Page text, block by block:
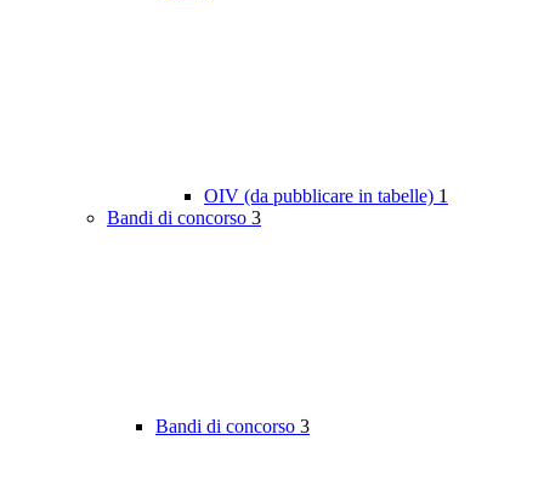
OIV (da pubblicare in tabelle) 1
Bandi di concorso 3
Bandi di concorso 3